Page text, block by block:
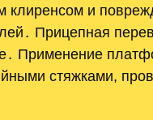
клиренсом и
Прицепная
Применение
стяжками,